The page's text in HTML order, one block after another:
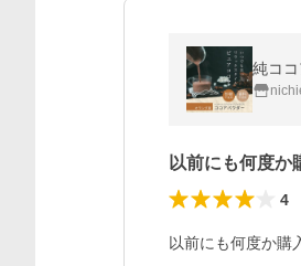
純コ
以前にも何度
4
以前にも何度か購